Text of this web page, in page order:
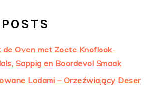
de Oven met Zoete Knoflook-
Sappig en Boordevol Smaak
Lodami – Orzeźwiający Deser